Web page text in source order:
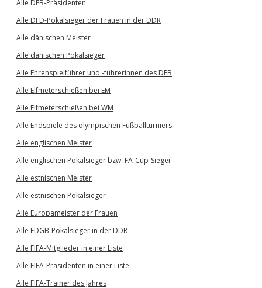
Alle DFB-Präsidenten
Alle DFD-Pokalsieger der Frauen in der DDR
Alle dänischen Meister
Alle dänischen Pokalsieger
Alle Ehrenspielführer und -führerinnen des DFB
Alle Elfmeterschießen bei EM
Alle Elfmeterschießen bei WM
Alle Endspiele des olympischen Fußballturniers
Alle englischen Meister
Alle englischen Pokalsieger bzw. FA-Cup-Sieger
Alle estnischen Meister
Alle estnischen Pokalsieger
Alle Europameister der Frauen
Alle FDGB-Pokalsieger in der DDR
Alle FIFA-Mitglieder in einer Liste
Alle FIFA-Präsidenten in einer Liste
Alle FIFA-Trainer des Jahres